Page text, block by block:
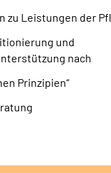
zu Leistungen der
und
nach
Prinzipien“